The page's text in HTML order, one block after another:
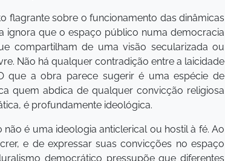
flagrante sobre o funcionamento das dinâmicas
ignora que o espaço público numa democracia
compartilham de uma visão secularizada ou
Não há qualquer contradição entre a laicidade
que a obra parece sugerir é uma espécie de
quem abdica de qualquer convicção religiosa
é profundamente ideológica.
é uma ideologia anticlerical ou hostil à fé. Ao
e de expressar suas convicções no espaço
democrático pressupõe que diferentes